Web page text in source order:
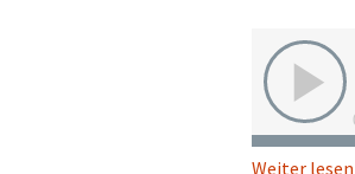
Weiter lesen